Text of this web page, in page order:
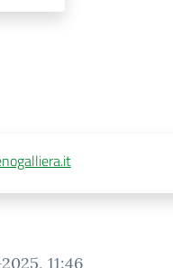
11:46